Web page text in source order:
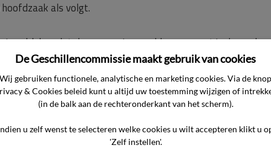
als volgt.
gebleken dat de reservering van klager correct is
naar zowel de reisleider als de hotels is gestuurd. Ook
hebben geboekt, zoals klager.
luchthaven van Johannesburg heeft de reisleider klager
reisleider was niet mogelijk.
van hotel 1] heeft ondervonden is niet prettig, maar wij
accommodatie om overlast voor reizigers te voorkomen.
De Geschillencommissie maakt gebruik van cookies
Wij gebruiken functionele, analytische en marketing cookies. Via de knop
& Cookies beleid kunt u altijd uw toestemming wijzigen of
(in de balk aan de rechteronderkant van het scherm).
u zelf wenst te selecteren welke cookies u wilt accepteren klikt u
'Zelf instellen'.